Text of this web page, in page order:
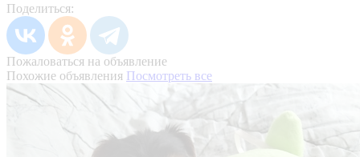
Поделиться:
Пожаловаться на объявление
Похожие объявления Посмотреть все